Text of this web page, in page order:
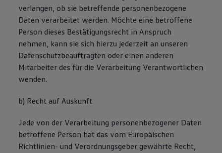
verlangen, ob sie betreffende personenbezogene
Daten verarbeitet werden. Möchte eine betroffene
Person dieses Bestätigungsrecht in Anspruch
nehmen, kann sie sich hierzu jederzeit an unseren
Datenschutzbeauftragten oder einen anderen
Mitarbeiter des für die Verarbeitung Verantwortlichen
wenden.
b) Recht auf Auskunft
Jede von der Verarbeitung personenbezogener Daten
betroffene Person hat das vom Europäischen
Richtlinien- und Verordnungsgeber gewährte Recht,